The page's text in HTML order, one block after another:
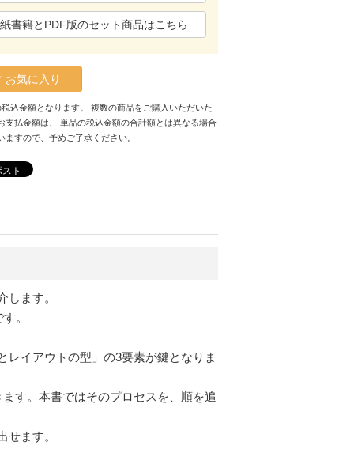
紙書籍とPDF版のセット商品はこちら
お気に入り
込金額となります。 複数の商品をご購入いただいた
支払金額は、 単品の税込金額の合計額とは異なる場合
ますので、予めご了承ください。
ト
ます。
。
レイアウトの型」の3要素が鍵となりま
す。本書ではそのプロセスを、順を追
ます。